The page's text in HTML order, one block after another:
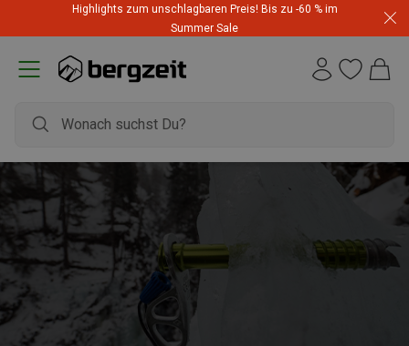
Highlights zum unschlagbaren Preis! Bis zu -60 % im
Summer Sale